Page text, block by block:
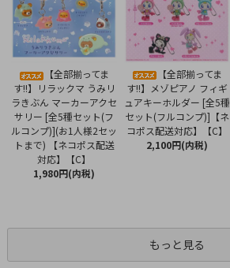
【全部揃ってま
す!!】リラックマ うみリ
ラきぶん マーカーアクセ
サリー [全5種セット(フ
ルコンプ)](お1人様2セッ
トまで) 【ネコポス配送
対応】【C】
1,980円(内税)
【全部揃ってま
す!!】メゾピアノ フィギ
ュアキーホルダー [全5種
セット(フルコンプ)]【ネ
コポス配送対応】【C】
2,100円(内税)
もっと見る